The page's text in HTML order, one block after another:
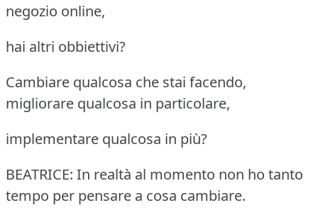
negozio online,
hai altri obbiettivi?
Cambiare qualcosa che stai facendo,
migliorare qualcosa in particolare,
implementare qualcosa in più?
BEATRICE: In realtà al momento non ho tanto
tempo per pensare a cosa cambiare.